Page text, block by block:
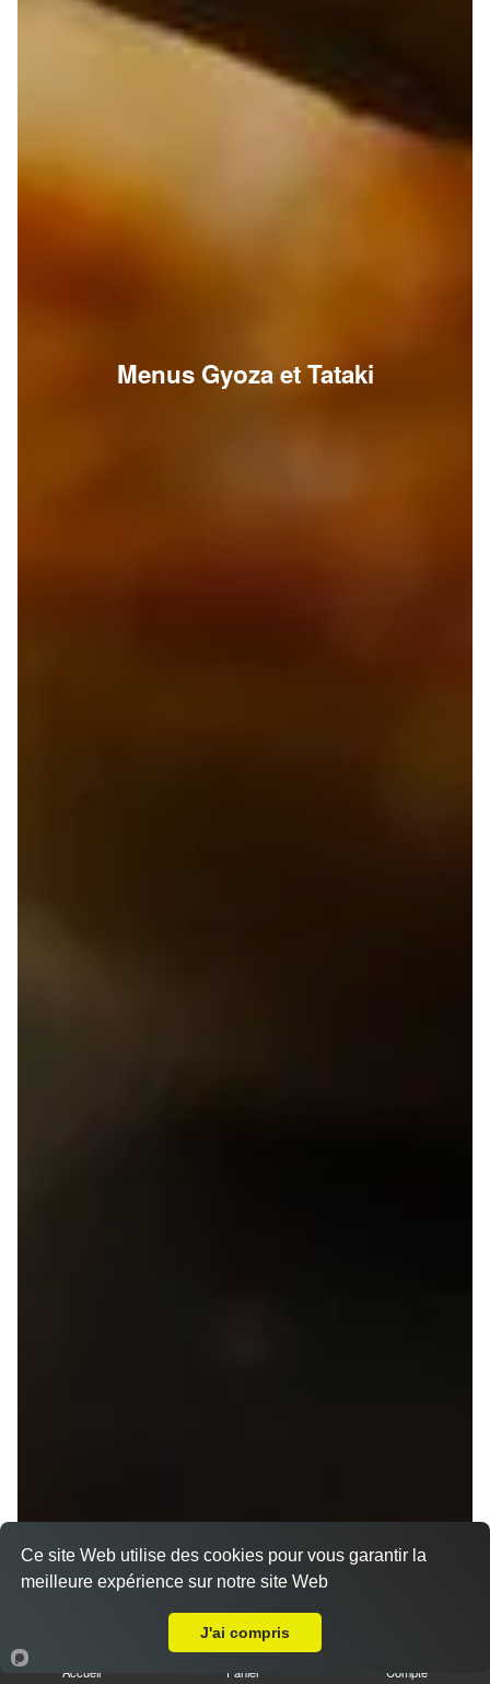
Menus Gyoza et Tataki
Menu V1 - Gyoza
Accueil Panier Compte
Ce site Web utilise des cookies pour vous garantir la
meilleure expérience sur notre site Web
J'ai compris